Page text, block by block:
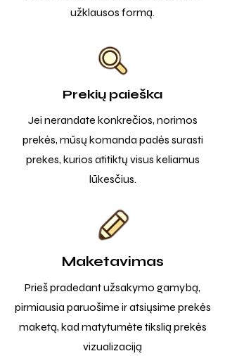
užklausos formą.
Prekių paieška
Jei nerandate konkrečios, norimos
prekės, mūsų komanda padės surasti
prekes, kurios atitiktų visus keliamus
lūkesčius.
Maketavimas
Prieš pradedant užsakymo gamybą,
pirmiausia paruošime ir atsiųsime prekės
maketą, kad matytumėte tikslią prekės
vizualizaciją